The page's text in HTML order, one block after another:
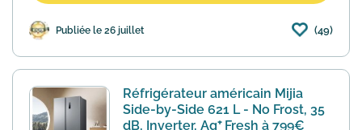
Publiée le 26 juillet (49)
Réfrigérateur américain Mijia
Side-by-Side 621 L - No Frost, 35
dB, Inverter, Ag⁺ Fresh à 799€